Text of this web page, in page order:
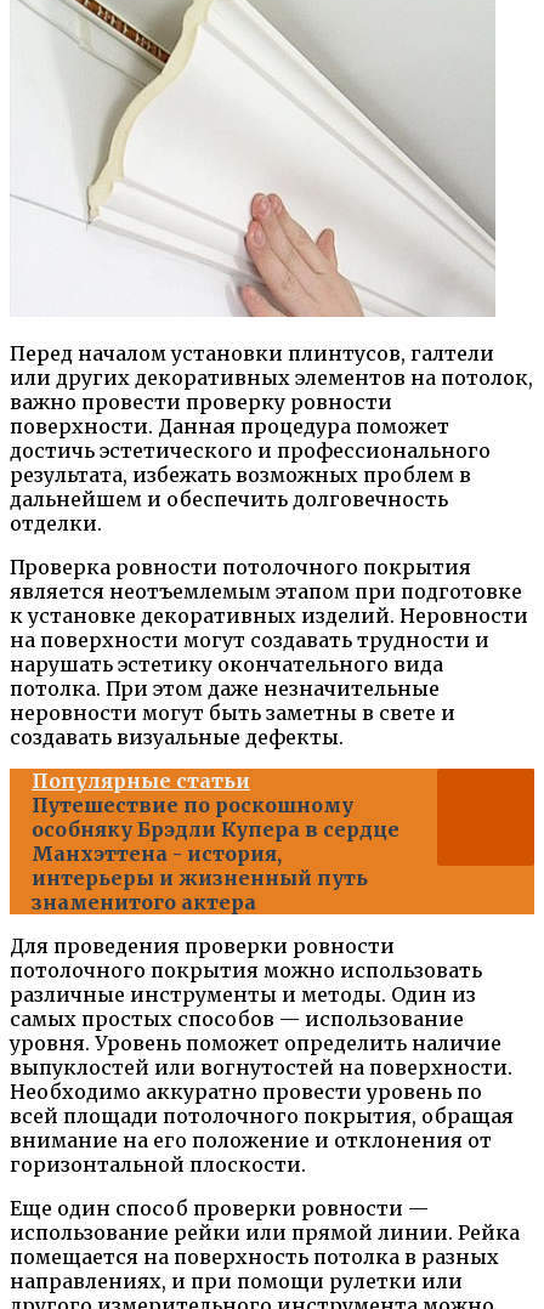
Перед началом установки плинтусов, галтели
или других декоративных элементов на потолок,
важно провести проверку ровности
поверхности. Данная процедура поможет
достичь эстетического и профессионального
результата, избежать возможных проблем в
дальнейшем и обеспечить долговечность
отделки.
Проверка ровности потолочного покрытия
является неотъемлемым этапом при подготовке
к установке декоративных изделий. Неровности
на поверхности могут создавать трудности и
нарушать эстетику окончательного вида
потолка. При этом даже незначительные
неровности могут быть заметны в свете и
создавать визуальные дефекты.
Популярные статьи
Путешествие по роскошному
особняку Брэдли Купера в сердце
Манхэттена - история,
интерьеры и жизненный путь
знаменитого актера
Для проведения проверки ровности
потолочного покрытия можно использовать
различные инструменты и методы. Один из
самых простых способов — использование
уровня. Уровень поможет определить наличие
выпуклостей или вогнутостей на поверхности.
Необходимо аккуратно провести уровень по
всей площади потолочного покрытия, обращая
внимание на его положение и отклонения от
горизонтальной плоскости.
Еще один способ проверки ровности —
использование рейки или прямой линии. Рейка
помещается на поверхность потолка в разных
направлениях, и при помощи рулетки или